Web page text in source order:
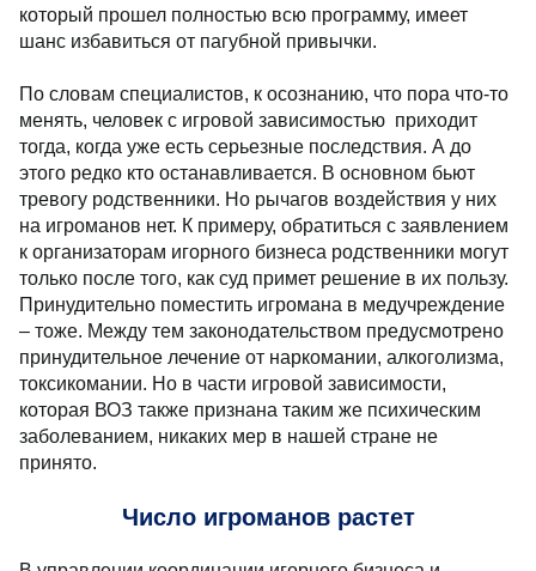
который прошел полностью всю программу, имеет
шанс избавиться от пагубной привычки.
По словам специалистов, к осознанию, что пора что-то
менять, человек с игровой зависимостью приходит
тогда, когда уже есть серьезные последствия. А до
этого редко кто останавливается. В основном бьют
тревогу родственники. Но рычагов воздействия у них
на игроманов нет. К примеру, обратиться с заявлением
к организаторам игорного бизнеса родственники могут
только после того, как суд примет решение в их пользу.
Принудительно поместить игромана в медучреждение
– тоже. Между тем законодательством предусмотрено
принудительное лечение от наркомании, алкоголизма,
токсикомании. Но в части игровой зависимости,
которая ВОЗ также признана таким же психическим
заболеванием, никаких мер в нашей стране не
принято.
Число игроманов растет